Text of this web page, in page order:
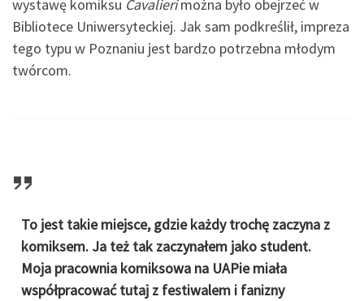
wystawę komiksu Cavalierimożna było obejrzeć w
Bibliotece Uniwersyteckiej. Jak sam podkreślił, impreza
tego typu w Poznaniu jest bardzo potrzebna młodym
twórcom.
To jest takie miejsce, gdzie każdy trochę zaczyna z
komiksem. Ja też tak zaczynałem jako student.
Moja pracownia komiksowa na UAPie miała
współpracować tutaj z festiwalem i fanizny